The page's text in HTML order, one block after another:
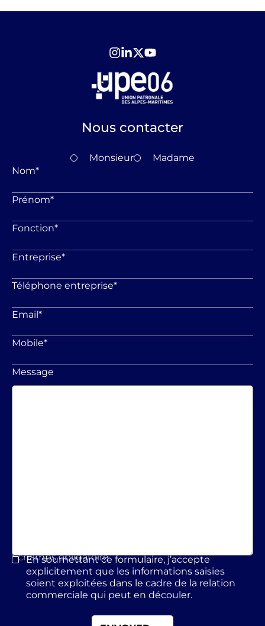
Nous contacter
Monsieur
Madame
Nom*
Prénom*
Fonction*
Entreprise*
Téléphone entreprise*
Email*
Mobile*
Message
* champs obligatoire
En soumettant ce formulaire, j’accepte
explicitement que les informations saisies
soient exploitées dans le cadre de la relation
commerciale qui peut en découler.